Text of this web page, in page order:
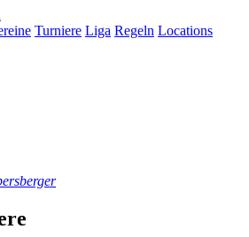
Turniere Liga Regeln Locations